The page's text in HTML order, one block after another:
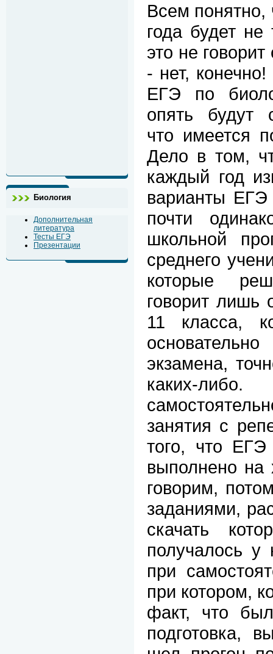
Биология
Дополнительная
литература
Тесты ЕГЭ
Презентации
Всем понятно,
года будет
это не
- нет,
ЕГЭ по
опять будут
что имеется
Дело в том,
каждый год
варианты ЕГЭ
почти
школьной
среднего
которые
говорит лишь
11 класса,
экзамена,
каких-
занятия с
того, что
выполнено на
говорим,
заданиями,
скачать
получалось у
при
при котором,
факт, что
подготовка,